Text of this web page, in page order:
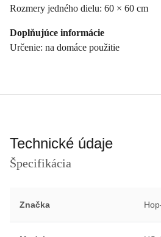
Rozmery jedného dielu: 60 × 60 cm
Doplňujúce informácie
Určenie: na domáce použitie
Technické údaje
Špecifikácia
Značka